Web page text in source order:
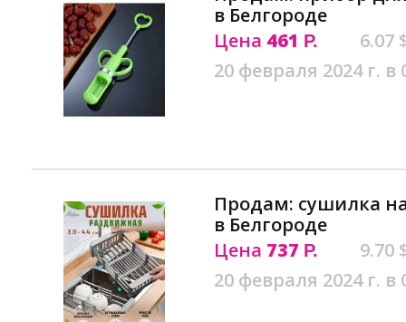
в Белгороде
Цена 461 Р.
6.07
20 февраля 2024 г. в
Продам: сушилка
в Белгороде
Цена 737 Р.
9.70
20 февраля 2024 г. в